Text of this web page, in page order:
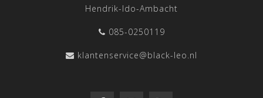
Hendrik-Ido-Ambacht
085-0250119
klantenservice@black-leo.nl